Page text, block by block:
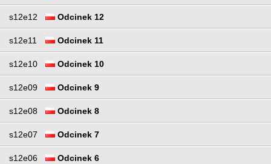
s12e12 Odcinek 12
s12e11 Odcinek 11
s12e10 Odcinek 10
s12e09 Odcinek 9
s12e08 Odcinek 8
s12e07 Odcinek 7
s12e06 Odcinek 6